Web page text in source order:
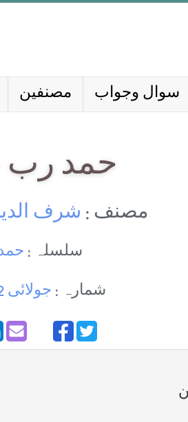
مصنفین سوال وجواب
حمد رب
مصنف : شرف
سلسلہ :
شمارہ : جولائی 2022